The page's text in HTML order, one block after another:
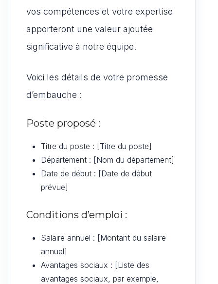
vos compétences et votre expertise
apporteront une valeur ajoutée
significative à notre équipe.
Voici les détails de votre promesse
d’embauche :
Poste proposé :
Titre du poste : [Titre du poste]
Département : [Nom du département]
Date de début : [Date de début
prévue]
Conditions d’emploi :
Salaire annuel : [Montant du salaire
annuel]
Avantages sociaux : [Liste des
avantages sociaux, par exemple,